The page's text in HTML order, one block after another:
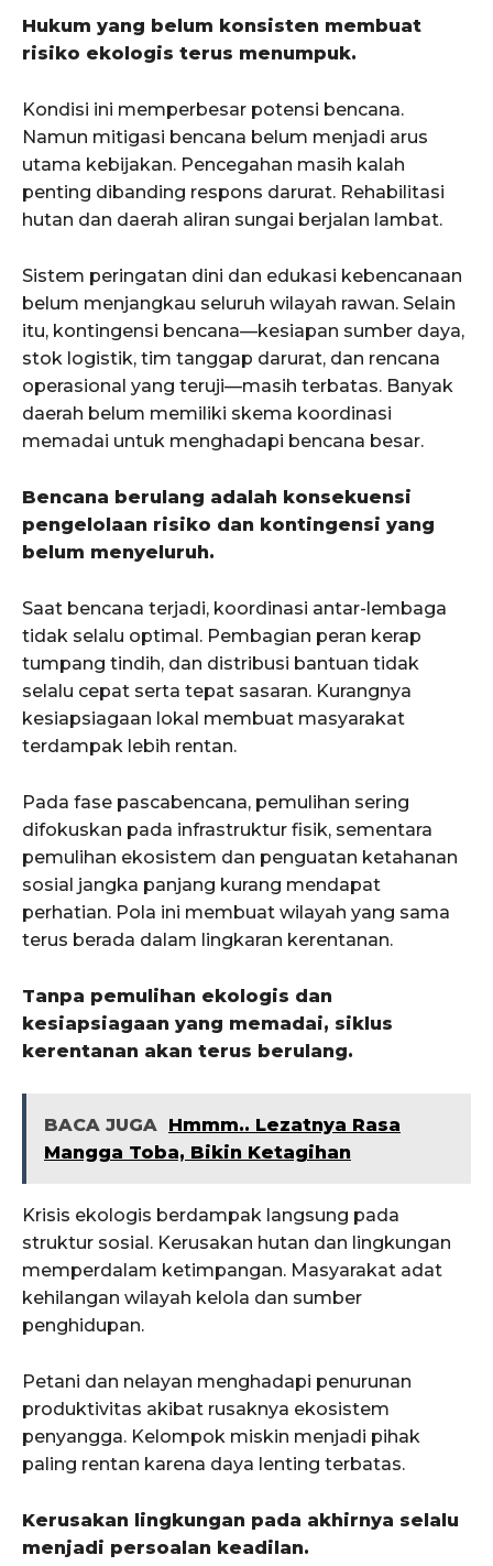
Hukum yang belum konsisten membuat
risiko ekologis terus menumpuk.
Kondisi ini memperbesar potensi bencana.
Namun mitigasi bencana belum menjadi arus
utama kebijakan. Pencegahan masih kalah
penting dibanding respons darurat. Rehabilitasi
hutan dan daerah aliran sungai berjalan lambat.
Sistem peringatan dini dan edukasi kebencanaan
belum menjangkau seluruh wilayah rawan. Selain
itu, kontingensi bencana—kesiapan sumber daya,
stok logistik, tim tanggap darurat, dan rencana
operasional yang teruji—masih terbatas. Banyak
daerah belum memiliki skema koordinasi
memadai untuk menghadapi bencana besar.
Bencana berulang adalah konsekuensi
pengelolaan risiko dan kontingensi yang
belum menyeluruh.
Saat bencana terjadi, koordinasi antar-lembaga
tidak selalu optimal. Pembagian peran kerap
tumpang tindih, dan distribusi bantuan tidak
selalu cepat serta tepat sasaran. Kurangnya
kesiapsiagaan lokal membuat masyarakat
terdampak lebih rentan.
Pada fase pascabencana, pemulihan sering
difokuskan pada infrastruktur fisik, sementara
pemulihan ekosistem dan penguatan ketahanan
sosial jangka panjang kurang mendapat
perhatian. Pola ini membuat wilayah yang sama
terus berada dalam lingkaran kerentanan.
Tanpa pemulihan ekologis dan
kesiapsiagaan yang memadai, siklus
kerentanan akan terus berulang.
BACA JUGA Hmmm.. Lezatnya Rasa
Mangga Toba, Bikin Ketagihan
Krisis ekologis berdampak langsung pada
struktur sosial. Kerusakan hutan dan lingkungan
memperdalam ketimpangan. Masyarakat adat
kehilangan wilayah kelola dan sumber
penghidupan.
Petani dan nelayan menghadapi penurunan
produktivitas akibat rusaknya ekosistem
penyangga. Kelompok miskin menjadi pihak
paling rentan karena daya lenting terbatas.
Kerusakan lingkungan pada akhirnya selalu
menjadi persoalan keadilan.